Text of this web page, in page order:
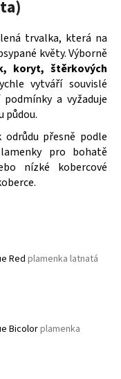
trvalka, která na
květy. Výborně
koryt, štěrkových
vytváří souvislé
a vyžaduje
půdou.
přesně podle
pro bohatě
nízké kobercové
Red plamenka latnatá
Bicolorplamenka